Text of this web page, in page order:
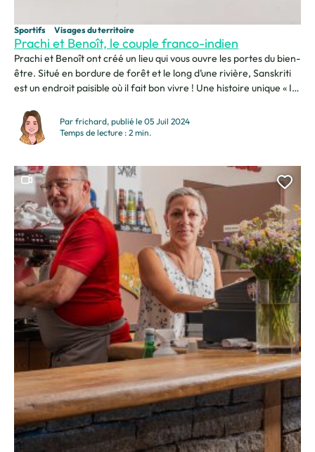
Prachi et Benoît, le couple franco-indien
Sportifs Visages du territoire
Prachi et Benoît ont créé un lieu qui vous ouvre les portes du bien-
être. Situé en bordure de forêt et le long d’une rivière, Sanskriti
est un endroit paisible où il fait bon vivre ! Une histoire unique « Il y
que je suis encore...Par frichard, publié le 05 Juil 2024
Temps de lecture : 2 min.
Ce contenu contient une vidéo